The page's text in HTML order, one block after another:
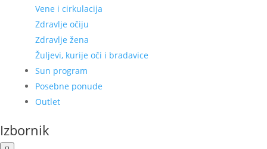
Vene i cirkulacija
Zdravlje očiju
Zdravlje žena
Žuljevi, kurije oči i bradavice
Sun program
Posebne ponude
Outlet
Izbornik